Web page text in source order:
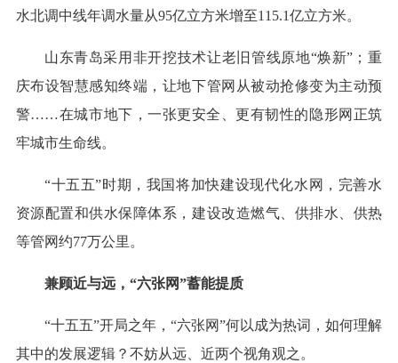
水北调中线年调水量从95亿立方米增至115.1亿立方米。
山东青岛采用非开挖技术让老旧管线原地“焕新”；重
庆布设智慧感知终端，让地下管网从被动抢修变为主动预
警……在城市地下，一张更安全、更有韧性的隐形网正筑
牢城市生命线。
“十五五”时期，我国将加快建设现代化水网，完善水
资源配置和供水保障体系，建设改造燃气、供排水、供热
等管网约77万公里。
兼顾近与远，“六张网”蓄能提质
“十五五”开局之年，“六张网”何以成为热词，如何理解
其中的发展逻辑？不妨从远、近两个视角观之。